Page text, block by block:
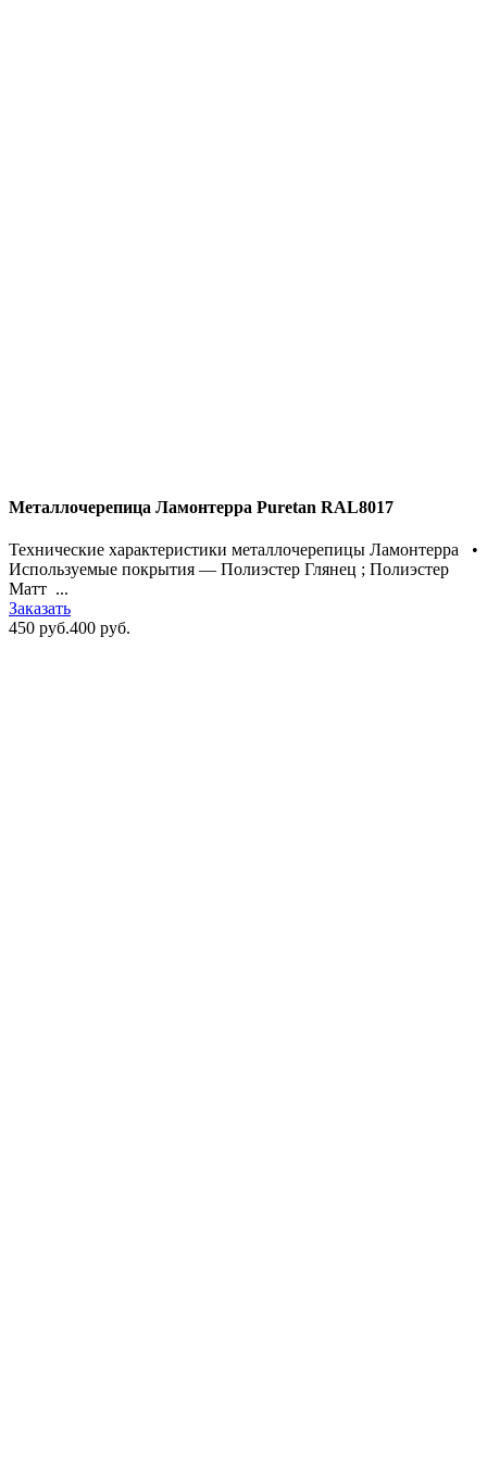
Металлочерепица Ламонтерра Puretan RAL8017
Технические характеристики металлочерепицы Ламонтерра •
Используемые покрытия — Полиэстер Глянец ; Полиэстер
Матт ...
Заказать
450 руб.400 руб.